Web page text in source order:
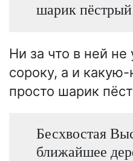
шарик пёстрый
Ни за что в ней
сороку, а и
просто шарик
Бесхвостая
ближайшее